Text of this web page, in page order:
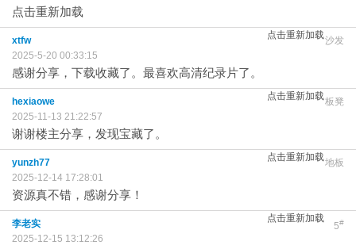
点击重新加载
点击重新加载沙发
xtfw
2025-5-20 00:33:15
感谢分享，下载收藏了。最喜欢高清纪录片了。
点击重新加载板凳
hexiaowe
2025-11-13 21:22:57
谢谢楼主分享，发现宝藏了。
点击重新加载地板
yunzh77
2025-12-14 17:28:01
资源真不错，感谢分享！
点击重新加载
5#
李老实
2025-12-15 13:12:26